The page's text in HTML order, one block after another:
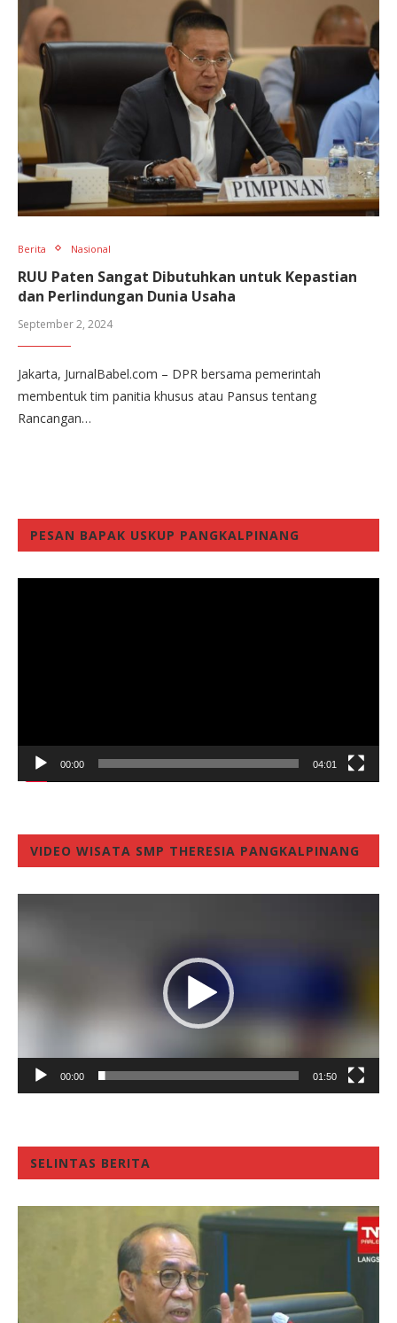
Berita Nasional
RUU Paten Sangat Dibutuhkan untuk Kepastian
dan Perlindungan Dunia Usaha
September 2, 2024
Jakarta, JurnalBabel.com – DPR bersama pemerintah
membentuk tim panitia khusus atau Pansus tentang
Rancangan…
PESAN BAPAK USKUP PANGKALPINANG
00:00 04:01
VIDEO WISATA SMP THERESIA PANGKALPINANG
00:00 01:50
SELINTAS BERITA